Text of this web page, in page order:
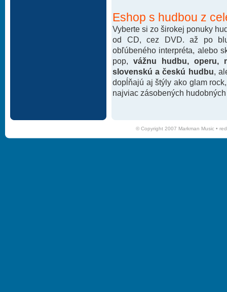
Eshop s hudbou z
Vyberte si zo širokej ponuky
od CD, cez DVD. až po
obľúbeného interpréta, alebo
pop, vážnu hudbu, operu,
slovenskú a českú hudbu ,
dopĺňajú aj štýly ako glam
najviac zásobených
© Copyright 2007 Markman Music •